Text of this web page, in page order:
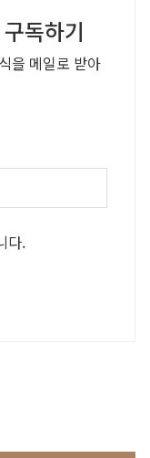
독하기
을 메일로 받아
다.